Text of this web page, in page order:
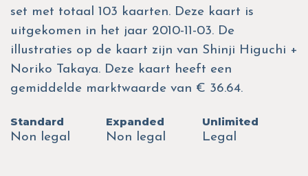
set met totaal 103 kaarten. Deze kaart is
uitgekomen in het jaar 2010-11-03. De
illustraties op de kaart zijn van Shinji Higuchi +
Noriko Takaya. Deze kaart heeft een
gemiddelde marktwaarde van € 36.64.
Standard
Non legal
Expanded
Non legal
Unlimited
Legal